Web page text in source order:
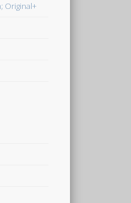
Original+